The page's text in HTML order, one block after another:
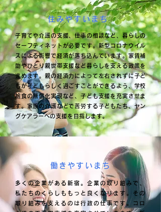
住みやすいまち
子育てや介護の支援、仕事の相談など、暮らしの
セーフティネットが必要です。新型コロナウイル
スによる影響で経済が落ち込んでいます。家賃補
助やひとり親世帯支援など暮らしを支える政策を
進めます。親の経済力によって左右されずに子ど
もが子どもらしく過ごすことができるよう、学校
給食の無償化実現など、子ども支援を充実させま
す。家族の介護などで苦労する子どもたち、ヤン
グケアラーへの支援を目指します。
働きやすいまち
多くの企業がある新宿。企業の取り組みで、
私たちのくらしももっと良くなります。その
取り組みを支えるのは行政の仕事です。コロ